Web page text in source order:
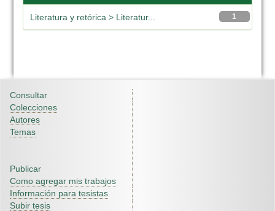
1
Literatura y retórica > Literatur...
Consultar
Colecciones
Autores
Temas
Publicar
Como agregar mis trabajos
Información para tesistas
Subir tesis